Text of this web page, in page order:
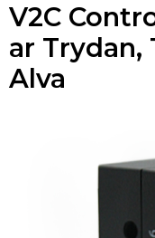
Pirkt
V2C
ar Trydan,
Alva